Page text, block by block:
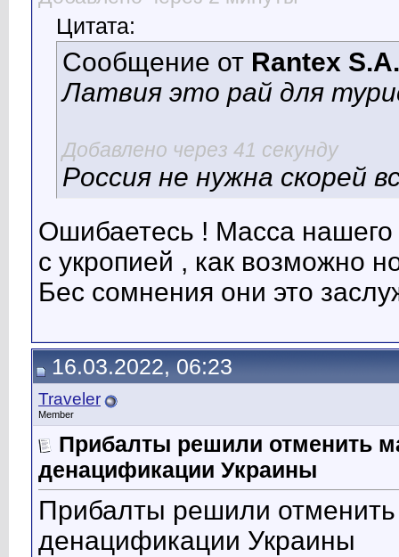
Цитата:
Сообщение от Rantex S.A.
Латвия это рай для
Добавлено через 41 секунду
Россия не нужна скорей
Ошибаетесь ! Масса нашего
с укропией , как возможно
Бес сомнения они это
16.03.2022, 06:23
Traveler
Member
Прибалты решили отменить
денацификации Украины
Прибалты решили
денацификации Украины